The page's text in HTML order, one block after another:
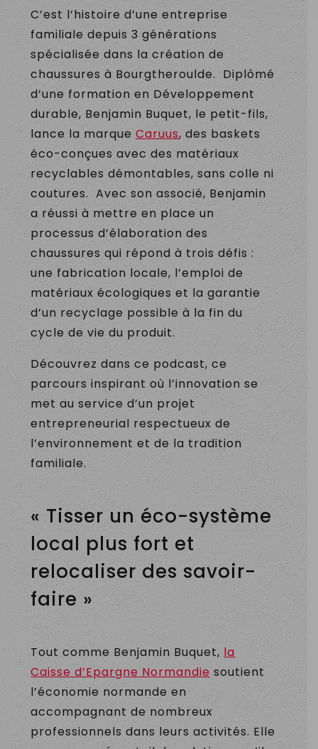
C’est l’histoire d’une entreprise
familiale depuis 3 générations
spécialisée dans la création de
chaussures à Bourgtheroulde. Diplômé
d’une formation en Développement
durable, Benjamin Buquet, le petit-fils,
lance la marqueCaruus, des baskets
éco-conçues avec des matériaux
recyclables démontables, sans colle ni
coutures. Avec son associé, Benjamin
a réussi à mettre en place un
processus d’élaboration des
chaussures qui répond à trois défis :
une fabrication locale, l’emploi de
matériaux écologiques et la garantie
d’un recyclage possible à la fin du
cycle de vie du produit.
Découvrez dans ce podcast, ce
parcours inspirant où l’innovation se
met au service d’un projet
entrepreneurial respectueux de
l’environnement et de la tradition
familiale.
« Tisser un éco-système
local plus fort et
relocaliser des savoir-
faire »
Tout comme Benjamin Buquet,la
Caisse d’Epargne Normandiesoutient
l’économie normande en
accompagnant de nombreux
professionnels dans leurs activités. Elle